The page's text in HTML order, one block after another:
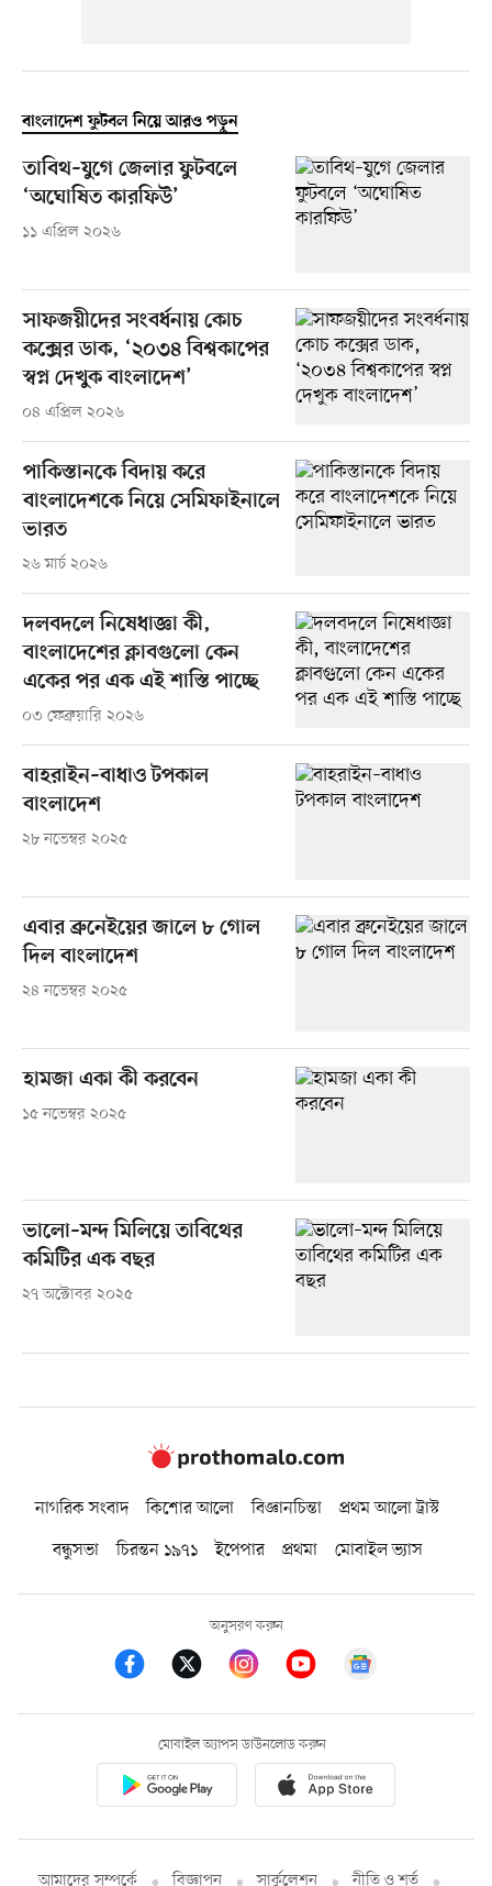
বাংলাদেশ ফুটবল নিয়ে আরও পড়ুন
তাবিথ–যুগে জেলার ফুটবলে
‘অঘোষিত কারফিউ’
১১ এপ্রিল ২০২৬
সাফজয়ীদের সংবর্ধনায় কোচ
কক্সের ডাক, ‘২০৩৪ বিশ্বকাপের
স্বপ্ন দেখুক বাংলাদেশ’
০৪ এপ্রিল ২০২৬
পাকিস্তানকে বিদায় করে
বাংলাদেশকে নিয়ে সেমিফাইনালে
ভারত
২৬ মার্চ ২০২৬
দলবদলে নিষেধাজ্ঞা কী,
বাংলাদেশের ক্লাবগুলো কেন
একের পর এক এই শাস্তি পাচ্ছে
০৩ ফেব্রুয়ারি ২০২৬
বাহরাইন–বাধাও টপকাল
বাংলাদেশ
২৮ নভেম্বর ২০২৫
এবার ব্রুনেইয়ের জালে ৮ গোল
দিল বাংলাদেশ
২৪ নভেম্বর ২০২৫
হামজা একা কী করবেন
১৫ নভেম্বর ২০২৫
ভালো–মন্দ মিলিয়ে তাবিথের
কমিটির এক বছর
২৭ অক্টোবর ২০২৫
নাগরিক সংবাদ কিশোর আলো বিজ্ঞানচিন্তা
প্রথম আলো ট্রাস্ট
বন্ধুসভা
চিরন্তন ১৯৭১ ইপেপার প্রথমা মোবাইল ভ্যাস
অনুসরণ করুন
মোবাইল অ্যাপস ডাউনলোড করুন
আমাদের সম্পর্কে বিজ্ঞাপন সার্কুলেশন নীতি ও শর্ত